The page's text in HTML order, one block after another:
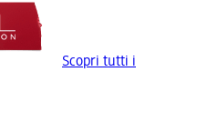
Scopri tutti i